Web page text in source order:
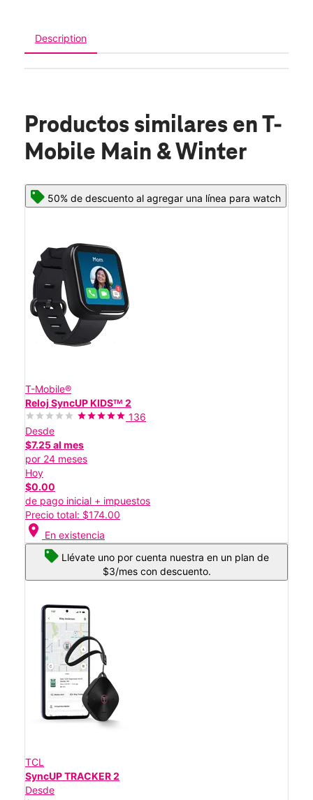
Description
Productos similares en T-
Mobile Main & Winter
50% de descuento al agregar una línea para watch
T-Mobile®
Reloj SyncUP KIDSᵀᴹ 2
136
Desde
$7.25 al mes
por 24 meses
Hoy
$0.00
de pago inicial + impuestos
Precio total: $174.00
location_on En existencia
Llévate uno por cuenta nuestra en un plan de
$3/mes con descuento.
TCL
SyncUP TRACKER 2
Desde